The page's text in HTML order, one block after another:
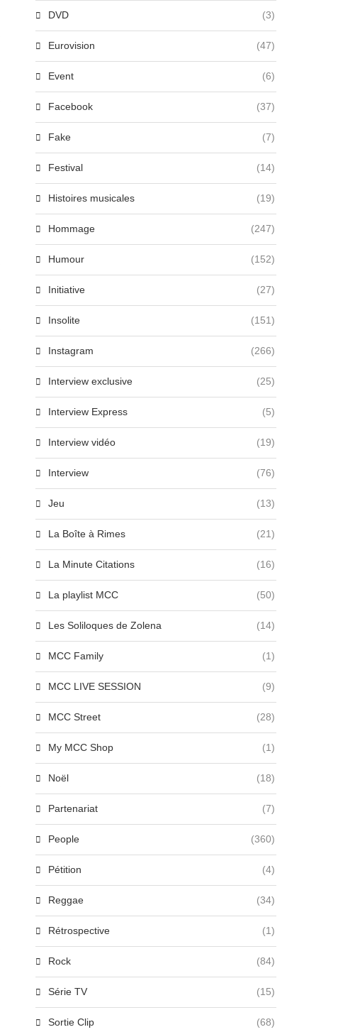
DVD (3)
Eurovision (47)
Event (6)
Facebook (37)
Fake (7)
Festival (14)
Histoires musicales (19)
Hommage (247)
Humour (152)
Initiative (27)
Insolite (151)
Instagram (266)
Interview exclusive (25)
Interview Express (5)
Interview vidéo (19)
Interview (76)
Jeu (13)
La Boîte à Rimes (21)
La Minute Citations (16)
La playlist MCC (50)
Les Soliloques de Zolena (14)
MCC Family (1)
MCC LIVE SESSION (9)
MCC Street (28)
My MCC Shop (1)
Noël (18)
Partenariat (7)
People (360)
Pétition (4)
Reggae (34)
Rétrospective (1)
Rock (84)
Série TV (15)
Sortie Clip (68)